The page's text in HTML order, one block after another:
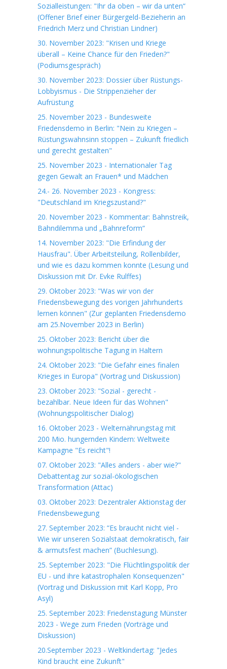
Sozialleistungen: "Ihr da oben – wir da unten“
(Offener Brief einer Bürgergeld-Bezieherin an
Friedrich Merz und Christian Lindner)
30. November 2023: "Krisen und Kriege
überall – Keine Chance für den Frieden?"
(Podiumsgespräch)
30. November 2023: Dossier über Rüstungs-
Lobbyismus - Die Strippenzieher der
Aufrüstung
25. November 2023 - Bundesweite
Friedensdemo in Berlin: "Nein zu Kriegen –
Rüstungswahnsinn stoppen – Zukunft friedlich
und gerecht gestalten"
25. November 2023 - Internationaler Tag
gegen Gewalt an Frauen* und Mädchen
24.- 26. November 2023 - Kongress:
"Deutschland im Kriegszustand?"
20. November 2023 - Kommentar: Bahnstreik,
Bahndilemma und „Bahnreform“
14. November 2023: "Die Erfindung der
Hausfrau". Über Arbeitsteilung, Rollenbilder,
und wie es dazu kommen konnte (Lesung und
Diskussion mit Dr. Evke Rulffes)
29. Oktober 2023: "Was wir von der
Friedensbewegung des vorigen Jahrhunderts
lernen können" (Zur geplanten Friedensdemo
am 25.November 2023 in Berlin)
25. Oktober 2023: Bericht über die
wohnungspolitische Tagung in Haltern
24. Oktober 2023: "Die Gefahr eines finalen
Krieges in Europa" (Vortrag und Diskussion)
23. Oktober 2023: "Sozial - gerecht -
bezahlbar. Neue Ideen für das Wohnen"
(Wohnungspolitischer Dialog)
16. Oktober 2023 - Welternährungstag mit
200 Mio. hungernden Kindern: Weltweite
Kampagne "Es reicht"!
07. Oktober 2023: "Alles anders - aber wie?"
Debattentag zur sozial-ökologischen
Transformation (Attac)
03. Oktober 2023: Dezentraler Aktionstag der
Friedensbewegung
27. September 2023: “Es braucht nicht viel -
Wie wir unseren Sozialstaat demokratisch, fair
& armutsfest machen” (Buchlesung).
25. September 2023: "Die Flüchtlingspolitik der
EU - und ihre katastrophalen Konsequenzen"
(Vortrag und Diskussion mit Karl Kopp, Pro
Asyl)
25. September 2023: Friedenstagung Münster
2023 - Wege zum Frieden (Vorträge und
Diskussion)
20.September 2023 - Weltkindertag: "Jedes
Kind braucht eine Zukunft"